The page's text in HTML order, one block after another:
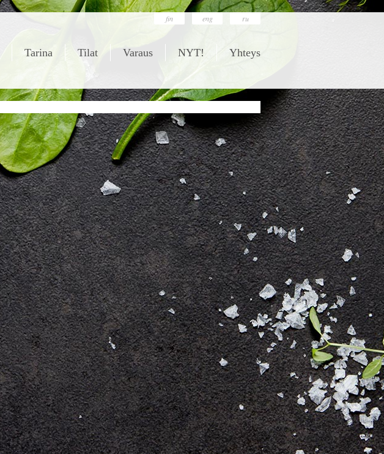
ru
eng
fin
Tarina Tilat Varaus NYT! Yhteys